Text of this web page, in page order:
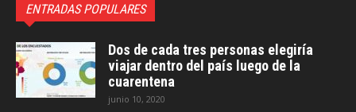
ENTRADAS POPULARES
Dos de cada tres personas elegiría
viajar dentro del país luego de la
cuarentena
junio 10, 2020